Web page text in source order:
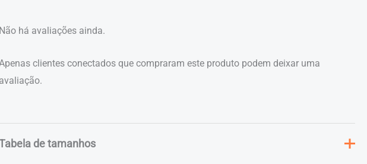
Não há avaliações ainda.
clientes conectados que compraram este produto podem deixar uma
avaliação.
de tamanhos